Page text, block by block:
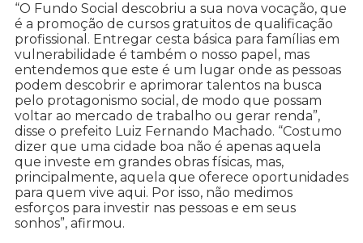
“O Fundo Social descobriu a sua nova vocação, que
é a promoção de cursos gratuitos de qualificação
profissional. Entregar cesta básica para famílias em
vulnerabilidade é também o nosso papel, mas
entendemos que este é um lugar onde as pessoas
podem descobrir e aprimorar talentos na busca
pelo protagonismo social, de modo que possam
voltar ao mercado de trabalho ou gerar renda”,
disse o prefeito Luiz Fernando Machado. “Costumo
dizer que uma cidade boa não é apenas aquela
que investe em grandes obras físicas, mas,
principalmente, aquela que oferece oportunidades
para quem vive aqui. Por isso, não medimos
esforços para investir nas pessoas e em seus
sonhos”, afirmou.